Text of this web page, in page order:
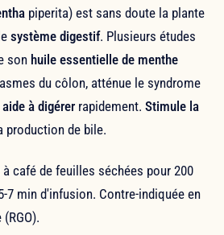
piperita) est sans doute la plante
système digestif. Plusieurs études
son huile essentielle de menthe
du côlon, atténue le syndrome
aide à digérer rapidement. Stimule la
production de bile.
café de feuilles séchées pour 200
7 min d'infusion. Contre-indiquée en